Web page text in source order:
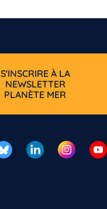
S'INSCRIRE À LA
NEWSLETTER
PLANÈTE MER